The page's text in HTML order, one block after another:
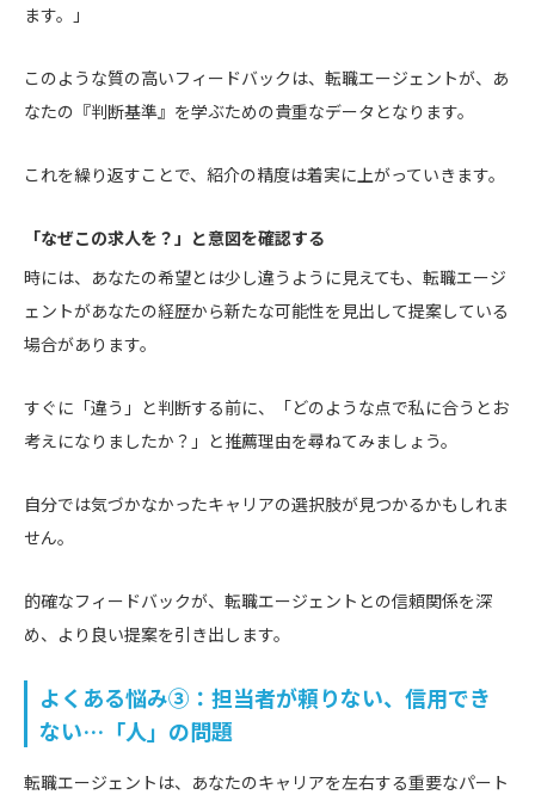
ます。」
このような質の高いフィードバックは、転職エージェントが、あ
なたの『判断基準』を学ぶための貴重なデータとなります。
これを繰り返すことで、紹介の精度は着実に上がっていきます。
「なぜこの求人を？」と意図を確認する
時には、あなたの希望とは少し違うように見えても、転職エージ
ェントがあなたの経歴から新たな可能性を見出して提案している
場合があります。
すぐに「違う」と判断する前に、「どのような点で私に合うとお
考えになりましたか？」と推薦理由を尋ねてみましょう。
自分では気づかなかったキャリアの選択肢が見つかるかもしれま
せん。
的確なフィードバックが、転職エージェントとの信頼関係を深
め、より良い提案を引き出します。
よくある悩み③：担当者が頼りない、信用でき
ない…「人」の問題
転職エージェントは、あなたのキャリアを左右する重要なパート